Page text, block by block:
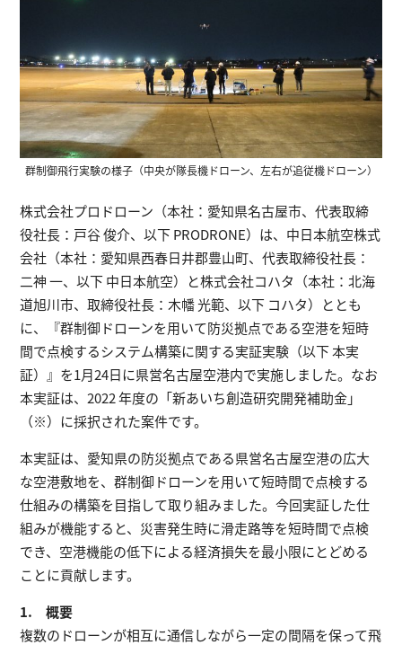
群制御飛行実験の様子（中央が隊長機ドローン、左右が追従機ドローン）
株式会社プロドローン（本社：愛知県名古屋市、代表取締
役社長：戸谷 俊介、以下 PRODRONE）は、中日本航空株式
会社（本社：愛知県西春日井郡豊山町、代表取締役社⾧：
二神 一、以下 中日本航空）と株式会社コハタ（本社：北海
道旭川市、取締役社⾧：木幡 光範、以下 コハタ）ととも
に、『群制御ドローンを用いて防災拠点である空港を短時
間で点検するシステム構築に関する実証実験（以下 本実
証）』を1月24日に県営名古屋空港内で実施しました。なお
本実証は、2022 年度の「新あいち創造研究開発補助金」
（※）に採択された案件です。
本実証は、愛知県の防災拠点である県営名古屋空港の広大
な空港敷地を、群制御ドローンを用いて短時間で点検する
仕組みの構築を目指して取り組みました。今回実証した仕
組みが機能すると、災害発生時に滑走路等を短時間で点検
でき、空港機能の低下による経済損失を最小限にとどめる
ことに貢献します。
1. 概要
複数のドローンが相互に通信しながら一定の間隔を保って飛